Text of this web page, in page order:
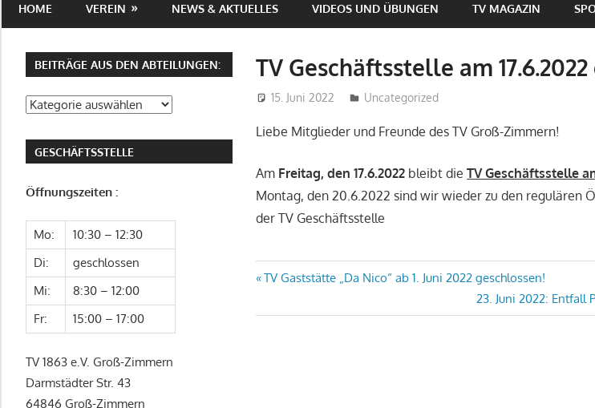
e.V.
Zimmern
HOME VEREIN NEWS & AKTUELLES VIDEOS UND ÜBUNGEN TV MAGAZIN
TV Geschäftsstelle am
15. Juni 2022 Geschaeftsstelle
Uncategorized
Liebe Mitglieder und Freunde des TV Groß-Zimmern!
Am Freitag, den 17.6.2022 bleibt dieTV Geschäftsstelle
Montag, den 20.6.2022 sind wir wieder zu den regulären
der TV Geschäftsstelle
Beitragsnavigation
Vorheriger
TV Gaststätte „Da Nico“ ab 1. Juni 2022 geschlossen!
Nächster
Beitrag:
23. Juni 2022: Entfall
BEITRÄGE AUS DEN ABTEILUNGEN:
Beiträge
den
Abteilungen:
GESCHÄFTSSTELLE
Öffnungszeiten :
Mo:
10:30 – 12:30
Di:
geschlossen
Mi:
8:30 – 12:00
Fr:
15:00 – 17:00
TV 1863 e.V. Groß-Zimmern
Darmstädter Str. 43
64846 Groß-Zimmern